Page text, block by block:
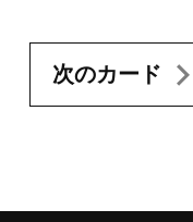
次のカード